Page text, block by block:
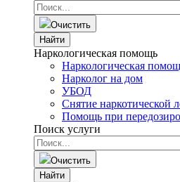
Очистить
Найти
Наркологическая помощь
Наркологическая
Нарколог на дом
УБОД
Снятие наркотической
Помощь при
Поиск услуги
Очистить
Найти